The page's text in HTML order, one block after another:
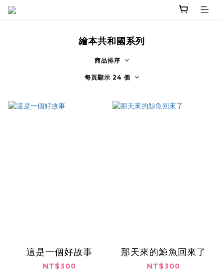
繪本共和國系列
商品排序
每頁顯示 24 個
這是一個好故事
NT$300
那天來的鯨魚回來了
NT$300